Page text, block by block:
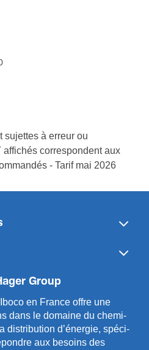
sujettes à erreur ou
correspondent aux
- Tarif mai 2026
Group
en France offre une
dans le domaine du chemi­
distri­bution d’énergie, spéci­
aux besoins des